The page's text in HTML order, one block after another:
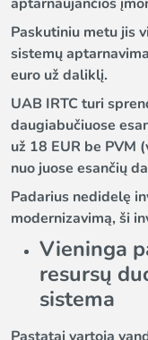
Paskutiniu metu jis
sistemų
euro už daliklį.
UAB IRTC turi
daugiabučiuose
už 18 EUR be PVM
nuo juose esančių
Padarius nedidelę
modernizavimą, ši
Vieninga
resursų
sistema